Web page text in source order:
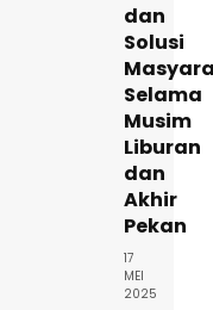
dan
Solusi
Selama
Musim
Liburan
dan
Akhir
Pekan
17
MEI
2025